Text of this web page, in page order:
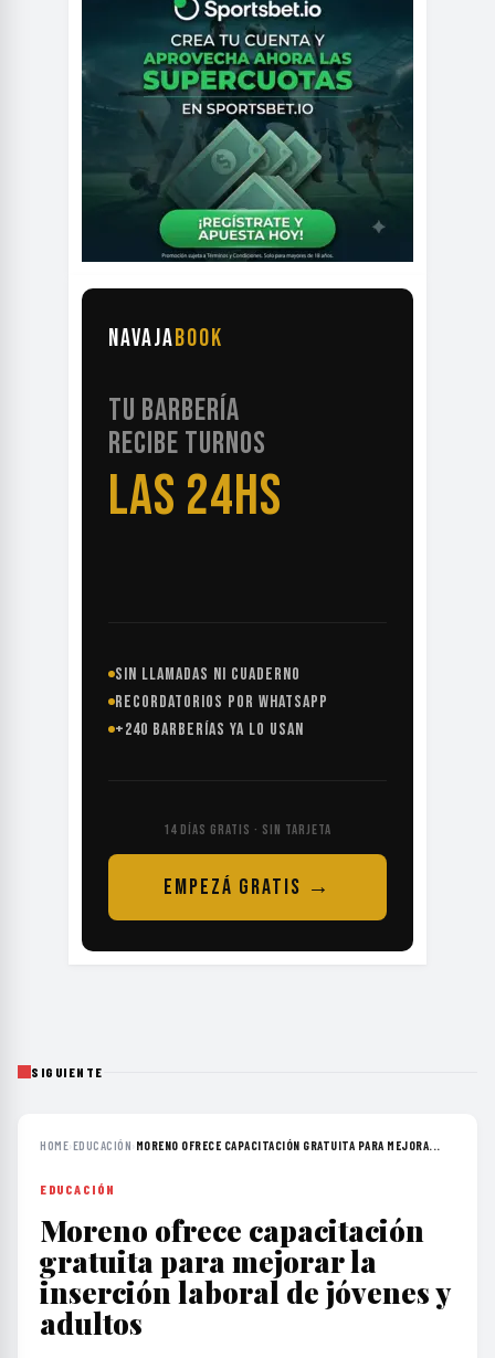
NAVAJABOOK
TU BARBERÍA
RECIBE TURNOS
LAS 24HS
SIN LLAMADAS NI CUADERNO
RECORDATORIOS POR WHATSAPP
+240 BARBERÍAS YA LO USAN
14 DÍAS GRATIS · SIN TARJETA
EMPEZÁ GRATIS →
SIGUIENTE
HOME›EDUCACIÓN› MORENO OFRECE CAPACITACIÓN GRATUITA PARA MEJORA...
EDUCACIÓN
Moreno ofrece capacitación
gratuita para mejorar la
inserción laboral de jóvenes y
adultos